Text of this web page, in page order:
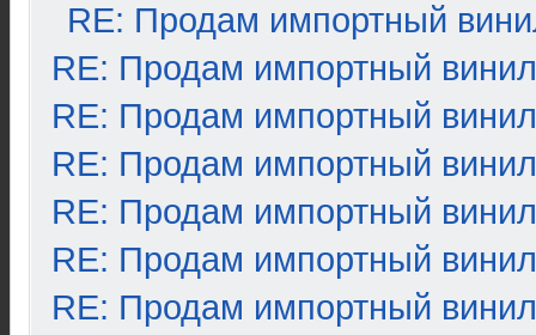
RE: Продам импортный
RE: Продам импортный винил
RE: Продам импортный винил
RE: Продам импортный винил
RE: Продам импортный винил
RE: Продам импортный винил
RE: Продам импортный винил